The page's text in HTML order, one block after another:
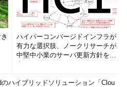
ハイパーコンバージドインフラが
有力な選択肢、ノークリサーチが
中堅中小業のサーバ更新方針を調
ハイブリッドソリューション「Clou